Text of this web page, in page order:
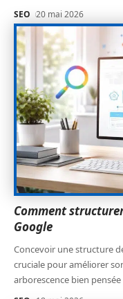
SEO 20 mai 2026
Comment
Google
Concevoir une structure
cruciale pour améliorer
arborescence bien